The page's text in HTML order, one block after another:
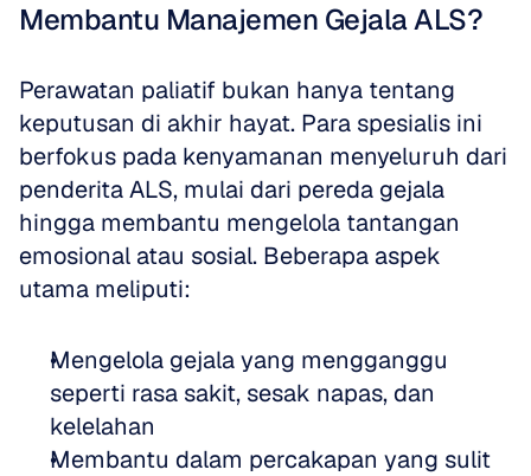
Membantu Manajemen Gejala ALS?
Perawatan paliatif bukan hanya tentang
keputusan di akhir hayat. Para spesialis ini
berfokus pada kenyamanan menyeluruh dari
penderita ALS, mulai dari pereda gejala
hingga membantu mengelola tantangan
emosional atau sosial. Beberapa aspek
utama meliputi:
Mengelola gejala yang mengganggu
seperti rasa sakit, sesak napas, dan
kelelahan
Membantu dalam percakapan yang sulit